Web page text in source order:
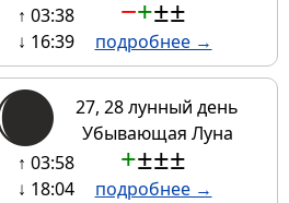
↑ 03:38
↓ 16:39
−+±±
подробнее →
27, 28 лунный день
Убывающая Луна
↑ 03:58
↓ 18:04
+±±±
подробнее →